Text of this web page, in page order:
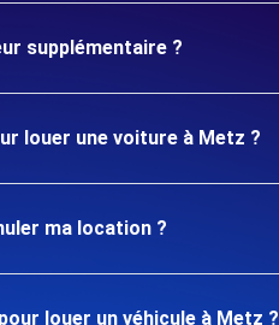
supplémentaire ?
louer une voiture à Metz ?
ma location ?
louer un véhicule à Metz ?